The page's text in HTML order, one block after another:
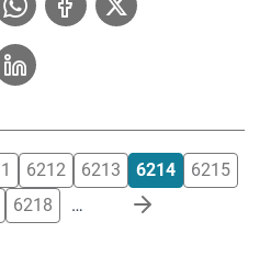
6212 6213 6214
6215
6218 …